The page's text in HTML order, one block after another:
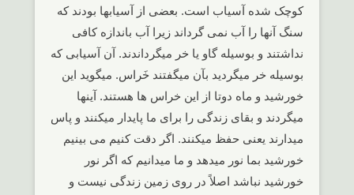
کوچک شده آسیاب است. بعضی از آسیابها بودند که
سنگ آنها را آب نمی گرداند زیرا آب باندازه کافی
نداشتند و بوسیله گاو یا خر میگرداندند. آن آسیابی که
بوسیله خر میگردید بآن میگفتند خَراس. میگوید این
خورشید و ماه دوتا از این خراس ها هستند. آینها
میگردند و بقای زندگی را برای ما پایدار میکنند و پاس
میدارند یعنی حفظ میکنند. اگر دقت کنیم می بینیم
خورشید بما نور میدهد و ما میدانیم که اگر نور
خورشید نباشد اصلاً در روی زمین زندگی نیست و